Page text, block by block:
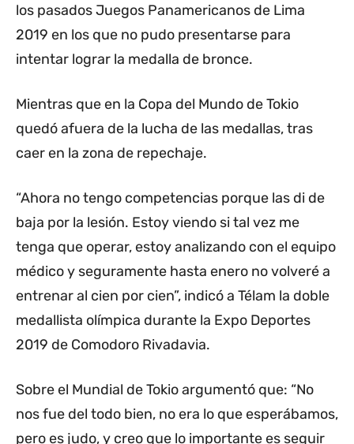
los pasados Juegos Panamericanos de Lima
2019 en los que no pudo presentarse para
intentar lograr la medalla de bronce.
Mientras que en la Copa del Mundo de Tokio
quedó afuera de la lucha de las medallas, tras
caer en la zona de repechaje.
“Ahora no tengo competencias porque las di de
baja por la lesión. Estoy viendo si tal vez me
tenga que operar, estoy analizando con el equipo
médico y seguramente hasta enero no volveré a
entrenar al cien por cien”, indicó a Télam la doble
medallista olímpica durante la Expo Deportes
2019 de Comodoro Rivadavia.
Sobre el Mundial de Tokio argumentó que: “No
nos fue del todo bien, no era lo que esperábamos,
pero es judo, y creo que lo importante es seguir